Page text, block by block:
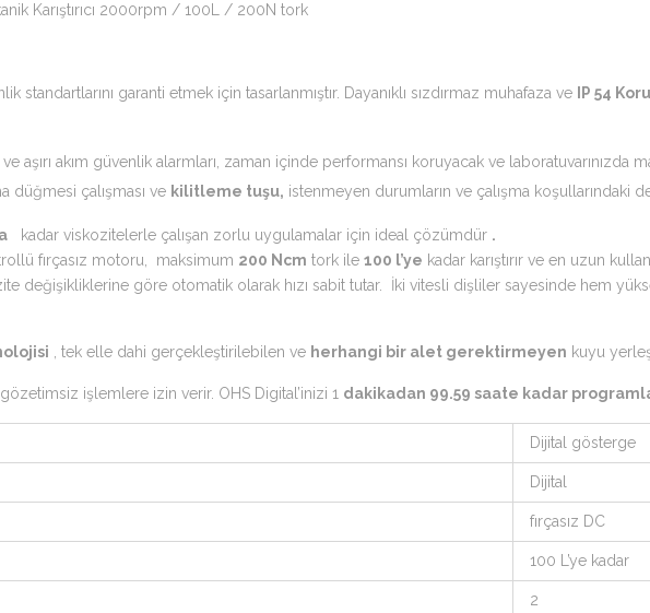
Karıştırıcı 2000rpm / 100L / 200N tork
standartlarını garanti etmek için tasarlanmıştır. Dayanıklı sızdırmaz muhafaza ve
IP 54
ve aşırı akım güvenlik alarmları, zaman içinde performansı koruyacak ve laboratuvarınızda
düğmesi çalışması ve kilitleme tuşu, istenmeyen durumların ve çalışma koşullarındaki
kadar viskozitelerle çalışan zorlu uygulamalar için ideal çözümdür .
fırçasız motoru, maksimum 200 Ncm tork ile 100 l’ye kadar karıştırır ve en uzun
değişikliklerine göre otomatik olarak hızı sabit tutar. İki vitesli dişliler sayesinde hem
, tek elle dahi gerçekleştirilebilen ve herhangi bir alet gerektirmeyen kuyu
işlemlere izin verir. OHS Digital’inizi 1 dakikadan 99.59 saate kadar
Dijital gösterge
Dijital
fırçasız DC
100 L’ye kadar
2